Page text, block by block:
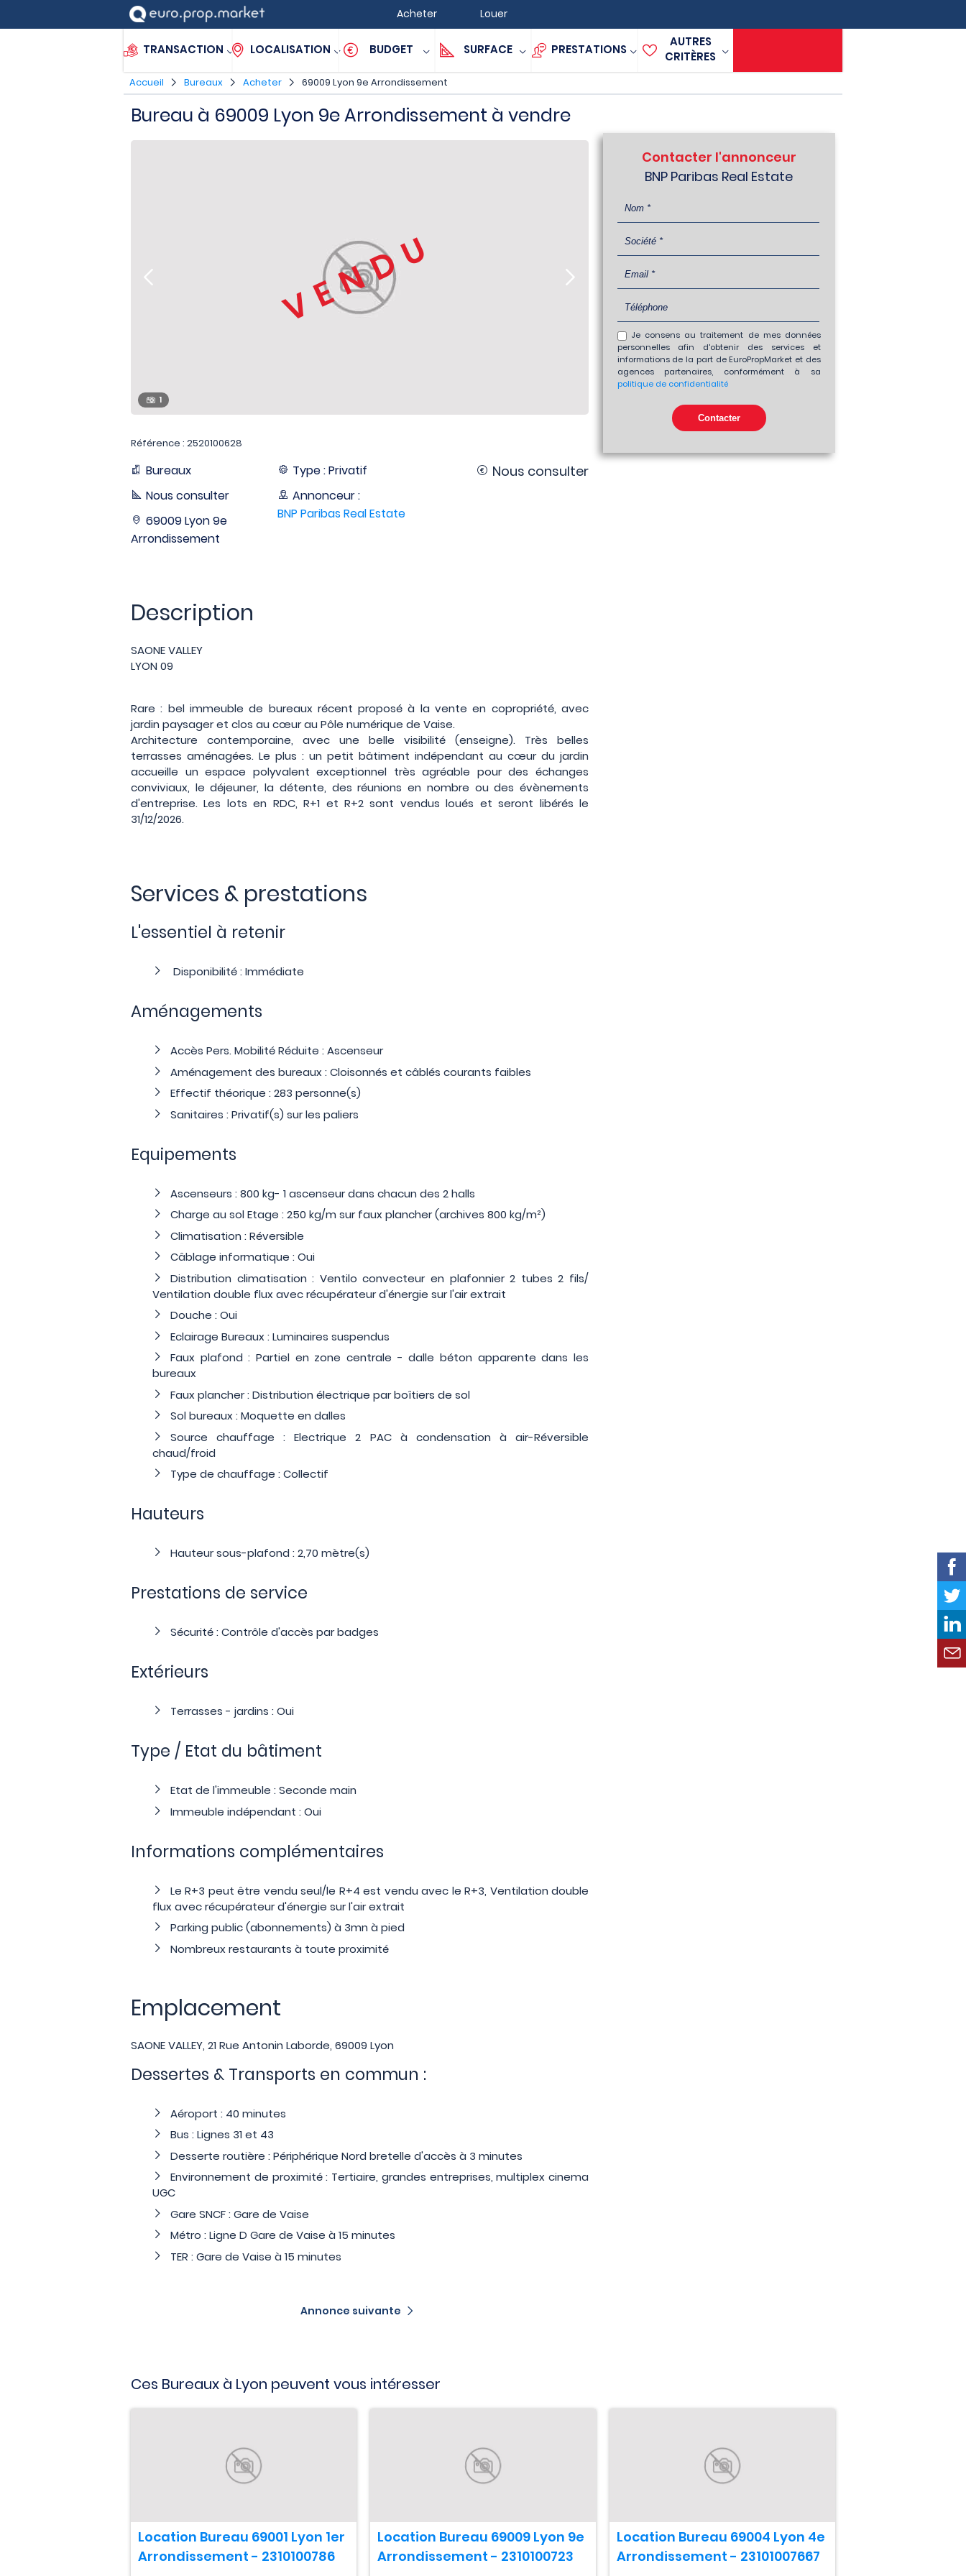
Acheter Louer
TRANSACTION LOCALISATION BUDGET SURFACE PRESTATIONS
AUTRES
CRITÈRES
Accueil Bureaux Acheter 69009 Lyon 9e Arrondissement
Bureau à 69009 Lyon 9e Arrondissement à vendre
VENDU
1
Référence : 2520100628
Bureaux
Nous consulter
69009 Lyon 9e
Arrondissement
Type : Privatif
Annonceur :
BNP Paribas Real Estate
Nous consulter
Description
SAONE VALLEY
LYON 09
Rare : bel immeuble de bureaux récent proposé à la vente en copropriété, avec
jardin paysager et clos au cœur au Pôle numérique de Vaise.
Architecture contemporaine, avec une belle visibilité (enseigne). Très belles
terrasses aménagées. Le plus : un petit bâtiment indépendant au cœur du jardin
accueille un espace polyvalent exceptionnel très agréable pour des échanges
conviviaux, le déjeuner, la détente, des réunions en nombre ou des évènements
d'entreprise. Les lots en RDC, R+1 et R+2 sont vendus loués et seront libérés le
31/12/2026.
Services & prestations
L'essentiel à retenir
Disponibilité : Immédiate
Aménagements
Accès Pers. Mobilité Réduite : Ascenseur
Aménagement des bureaux : Cloisonnés et câblés courants faibles
Effectif théorique : 283 personne(s)
Sanitaires : Privatif(s) sur les paliers
Equipements
Ascenseurs : 800 kg- 1 ascenseur dans chacun des 2 halls
Charge au sol Etage : 250 kg/m sur faux plancher (archives 800 kg/m²)
Climatisation : Réversible
Câblage informatique : Oui
Distribution climatisation : Ventilo convecteur en plafonnier 2 tubes 2 fils/
Ventilation double flux avec récupérateur d'énergie sur l'air extrait
Douche : Oui
Eclairage Bureaux : Luminaires suspendus
Faux plafond : Partiel en zone centrale - dalle béton apparente dans les
bureaux
Faux plancher : Distribution électrique par boîtiers de sol
Sol bureaux : Moquette en dalles
Source chauffage : Electrique 2 PAC à condensation à air-Réversible
chaud/froid
Type de chauffage : Collectif
Hauteurs
Hauteur sous-plafond : 2,70 mètre(s)
Prestations de service
Sécurité : Contrôle d'accès par badges
Extérieurs
Terrasses - jardins : Oui
Type / Etat du bâtiment
Etat de l'immeuble : Seconde main
Immeuble indépendant : Oui
Informations complémentaires
Le R+3 peut être vendu seul/le R+4 est vendu avec le R+3, Ventilation double
flux avec récupérateur d'énergie sur l'air extrait
Parking public (abonnements) à 3mn à pied
Nombreux restaurants à toute proximité
Emplacement
SAONE VALLEY, 21 Rue Antonin Laborde, 69009 Lyon
Dessertes & Transports en commun :
Aéroport : 40 minutes
Bus : Lignes 31 et 43
Desserte routière : Périphérique Nord bretelle d'accès à 3 minutes
Environnement de proximité : Tertiaire, grandes entreprises, multiplex cinema
UGC
Gare SNCF : Gare de Vaise
Métro : Ligne D Gare de Vaise à 15 minutes
TER : Gare de Vaise à 15 minutes
Annonce suivante
Contacter l'annonceur
BNP Paribas Real Estate
Je consens au traitement de mes données
personnelles afin d'obtenir des services et
informations de la part de EuroPropMarket et des
agences partenaires, conformément à sa
politique de confidentialité
Ces Bureaux à Lyon peuvent vous intéresser
Location Bureau 69001 Lyon 1er
Arrondissement - 2310100786
Location Bureau 69009 Lyon 9e
Arrondissement - 2310100723
Location Bureau 69004 Lyon 4e
Arrondissement - 23101007667